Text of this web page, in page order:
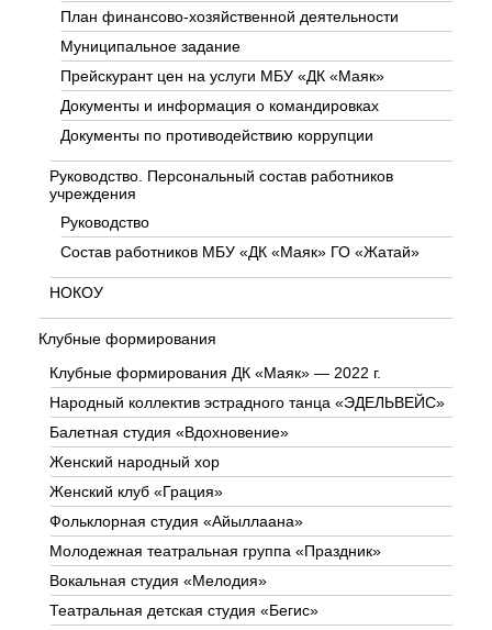
План финансово-хозяйственной деятельности
Муниципальное задание
Прейскурант цен на услуги МБУ «ДК «Маяк»
Документы и информация о командировках
Документы по противодействию коррупции
Руководство. Персональный состав работников
учреждения
Руководство
Состав работников МБУ «ДК «Маяк» ГО «Жатай»
НОКОУ
Клубные формирования
Клубные формирования ДК «Маяк» — 2022 г.
Народный коллектив эстрадного танца «ЭДЕЛЬВЕЙС»
Балетная студия «Вдохновение»
Женский народный хор
Женский клуб «Грация»
Фольклорная студия «Айыллаана»
Молодежная театральная группа «Праздник»
Вокальная студия «Мелодия»
Театральная детская студия «Бегис»